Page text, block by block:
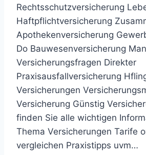
Rechtsschutzversicherung
Haftpflichtversicherung
Apothekenversicherung
Do Bauwesenversicherung
Versicherungsfragen Direkter
Praxisausfallversicherung
Versicherungen
Versicherung Günstig
finden Sie alle wichtigen
Thema Versicherungen Tarife
vergleichen Praxistipps uvm…